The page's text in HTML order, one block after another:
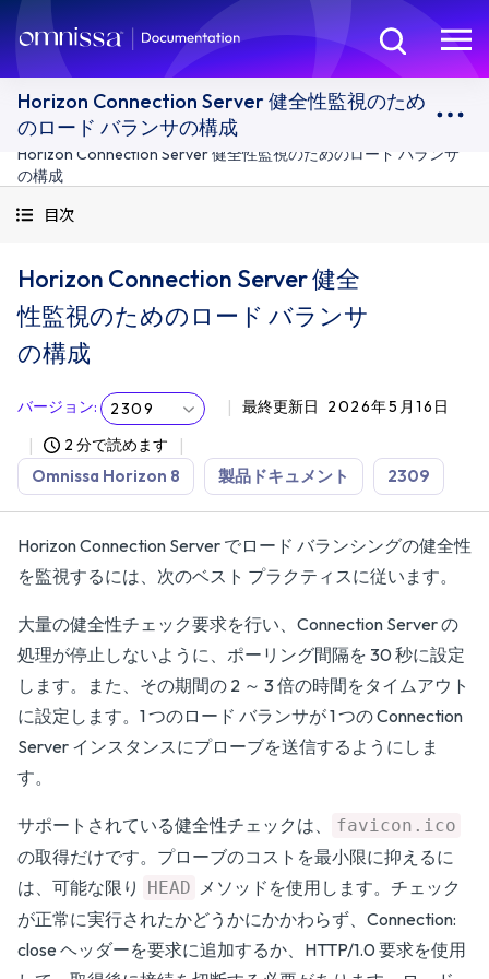
Horizon Connection Server 健全性監視のため
のロード バランサの構成
Horizon Connection Server 健全性監視のためのロード バランサ
の構成
目次
Horizon Connection Server 健全
性監視のためのロード バランサ
の構成
バージョン: 2309 最終更新日
2026年5月16日
2 分で読めます
Omnissa Horizon 8 製品ドキュメント 2309
Horizon Connection Server でロード バランシングの健全性
を監視するには、次のベスト プラクティスに従います。
大量の健全性チェック要求を行い、Connection Server の
処理が停止しないように、ポーリング間隔を 30 秒に設定
します。また、その期間の 2 ～ 3 倍の時間をタイムアウト
に設定します。1 つのロード バランサが 1 つの Connection
Server インスタンスにプローブを送信するようにしま
す。
サポートされている健全性チェックは、 favicon.ico
の取得だけです。プローブのコストを最小限に抑えるに
は、可能な限り
HEAD メソッドを使用します。チェック
が正常に実行されたかどうかにかかわらず、Connection:
close ヘッダーを要求に追加するか、HTTP/1.0 要求を使用